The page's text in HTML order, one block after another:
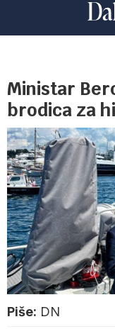
Ministar
brodica za
Piše: DN